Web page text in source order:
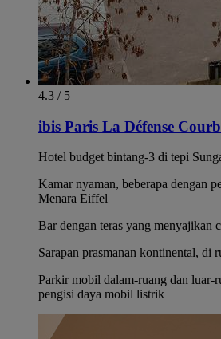
4.3 / 5
ibis Paris La Défense
Hotel budget bintang-3 di tepi
Kamar nyaman, beberapa dengan
Menara Eiffel
Bar dengan teras yang menyajikan
Sarapan prasmanan kontinental, di
Parkir mobil dalam-ruang dan luar-
pengisi daya mobil listrik